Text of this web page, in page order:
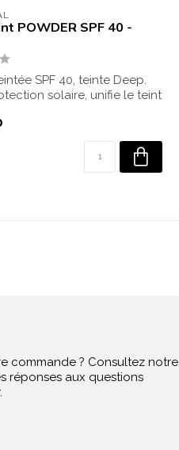
POWDER SPF 40 -
SPF 40, teinte Deep.
solaire, unifie le teint
commande ? Consultez notre
réponses aux questions